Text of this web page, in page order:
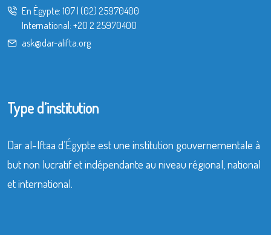
En Égypte: 107| (02) 25970400
International: +20 2 25970400
ask@dar-alifta.org
Type d’institution
Dar al-Iftaa d’Égypte est une institution gouvernementale à
but non lucratif et indépendante au niveau régional, national
et international.